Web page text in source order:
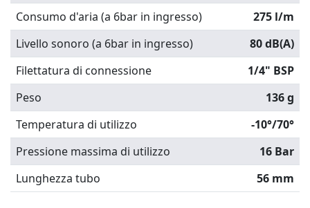
Consumo d'aria (a 6bar in ingresso)
275 l/m
Livello sonoro (a 6bar in ingresso)
80 dB(A)
Filettatura di connessione
1/4" BSP
Peso
136 g
Temperatura di utilizzo
-10°/70°
Pressione massima di utilizzo
16 Bar
Lunghezza tubo
56 mm